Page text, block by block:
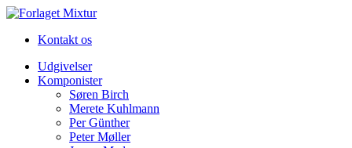
Kontakt os
Udgivelser
Komponister
Søren Birch
Merete Kuhlmann
Per Günther
Peter Møller